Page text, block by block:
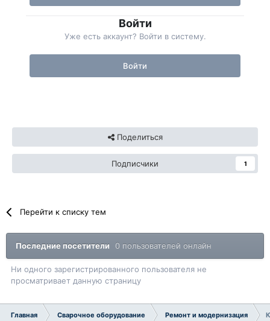
Войти
Уже есть аккаунт? Войти в систему.
Войти
Поделиться
Подписчики 1
Перейти к списку тем
Последние посетители 0 пользователей онлайн
Ни одного зарегистрированного пользователя не
просматривает данную страницу
Главная Сварочное оборудование Ремонт и модернизация